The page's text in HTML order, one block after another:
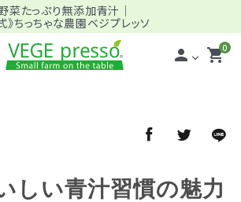
菜たっぷり無添加青汁｜
》ちっちゃな農園ベジプレッソ
person 0
shopping_cart
person 新規会員登録
しい青汁習慣の魅力